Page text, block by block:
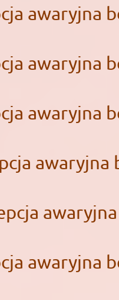
awaryjna
awaryjna
awaryjna
awaryjna
awaryjna